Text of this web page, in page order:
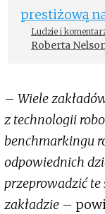
Ludzie i
Roberta
– Wiele
z technologii
benchmarkingu
odpowiednich
przeprowadzić
zakładzie –